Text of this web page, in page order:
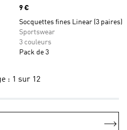
Prix
9 €
Socquettes fines Linear (3 paires)
Sportswear
3 couleurs
Pack de 3
: 1 sur 12